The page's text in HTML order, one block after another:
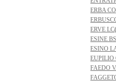
ERBA CO
ERVE LC
ESINE
ESINO
EUPILIO
FAEDO